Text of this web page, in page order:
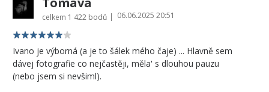
celkem 1 422 bodů | 06.06.2025 20:51
Ivano je výborná (a je to šálek mého čaje) ... Hlavně sem
dávej fotografie co nejčastěji, měla' s dlouhou pauzu
(nebo jsem si nevšiml).